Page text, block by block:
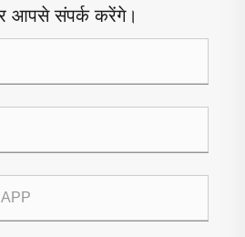
आपसे संपर्क करेंगे।